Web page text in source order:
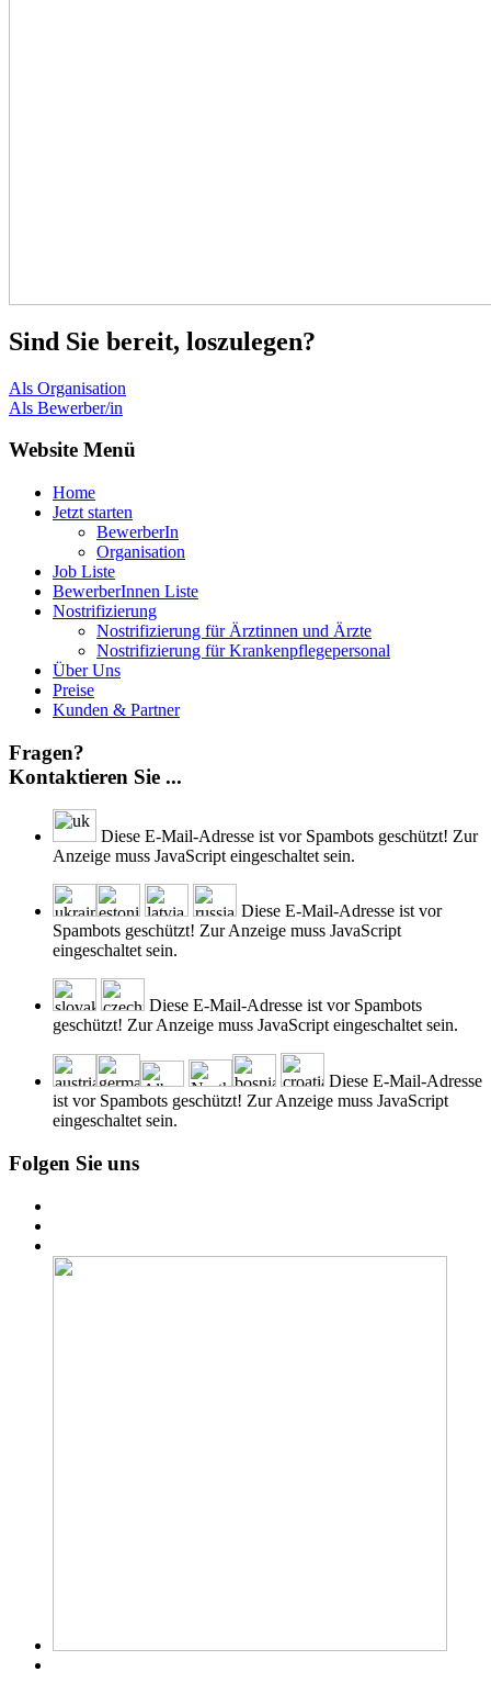
Sind Sie bereit, loszulegen?
Als Organisation
Als Bewerber/in
Website Menü
Home
Jetzt starten
BewerberIn
Organisation
Job Liste
BewerberInnen Liste
Nostrifizierung
Nostrifizierung für Ärztinnen und Ärzte
Nostrifizierung für Krankenpflegepersonal
Über Uns
Preise
Kunden & Partner
Fragen?
Kontaktieren Sie ...
Diese E-Mail-Adresse ist vor Spambots geschützt! Zur
Anzeige muss JavaScript eingeschaltet sein.
Diese E-Mail-Adresse ist vor
Spambots geschützt! Zur Anzeige muss JavaScript
eingeschaltet sein.
Diese E-Mail-Adresse ist vor Spambots
geschützt! Zur Anzeige muss JavaScript eingeschaltet sein.
Diese E-Mail-Adresse
ist vor Spambots geschützt! Zur Anzeige muss JavaScript
eingeschaltet sein.
Folgen Sie uns